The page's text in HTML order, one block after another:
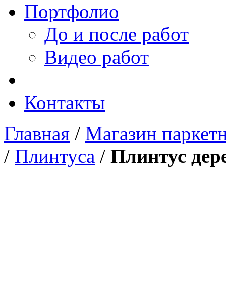
Портфолио
До и после работ
Видео работ
Контакты
Главная / Магазин
/ Плинтуса / Плинтус